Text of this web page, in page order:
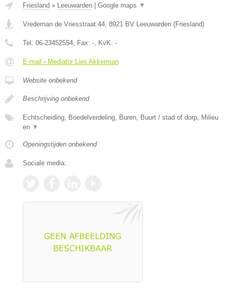
Friesland » Leeuwarden Google maps ▼
Vredeman de Vriesstraat 44, 8921 BV Leeuwarden (Friesland)
Tel: 06-23452554, Fax: -, KvK: -
E-mail › Mediator Lies Akkerman
Website onbekend
Beschrijving onbekend
Echtscheiding, Boedelverdeling, Buren, Buurt / stad of dorp, Milieu
en ▼
Openingstijden onbekend
Sociale media: